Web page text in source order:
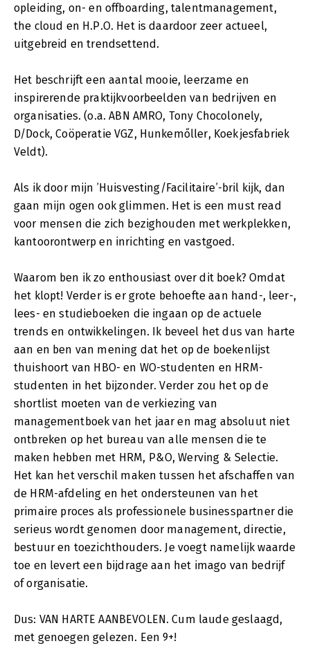
opleiding, on- en offboarding, talentmanagement,
the cloud en H.P.O. Het is daardoor zeer actueel,
uitgebreid en trendsettend.
Het beschrijft een aantal mooie, leerzame en
inspirerende praktijkvoorbeelden van bedrijven en
organisaties. (o.a. ABN AMRO, Tony Chocolonely,
D/Dock, Coöperatie VGZ, Hunkemőller, Koekjesfabriek
Veldt).
Als ik door mijn ’Huisvesting/Facilitaire’-bril kijk, dan
gaan mijn ogen ook glimmen. Het is een must read
voor mensen die zich bezighouden met werkplekken,
kantoorontwerp en inrichting en vastgoed.
Waarom ben ik zo enthousiast over dit boek? Omdat
het klopt! Verder is er grote behoefte aan hand-, leer-,
lees- en studieboeken die ingaan op de actuele
trends en ontwikkelingen. Ik beveel het dus van harte
aan en ben van mening dat het op de boekenlijst
thuishoort van HBO- en WO-studenten en HRM-
studenten in het bijzonder. Verder zou het op de
shortlist moeten van de verkiezing van
managementboek van het jaar en mag absoluut niet
ontbreken op het bureau van alle mensen die te
maken hebben met HRM, P&O, Werving & Selectie.
Het kan het verschil maken tussen het afschaffen van
de HRM-afdeling en het ondersteunen van het
primaire proces als professionele businesspartner die
serieus wordt genomen door management, directie,
bestuur en toezichthouders. Je voegt namelijk waarde
toe en levert een bijdrage aan het imago van bedrijf
of organisatie.
Dus: VAN HARTE AANBEVOLEN. Cum laude geslaagd,
met genoegen gelezen. Een 9+!